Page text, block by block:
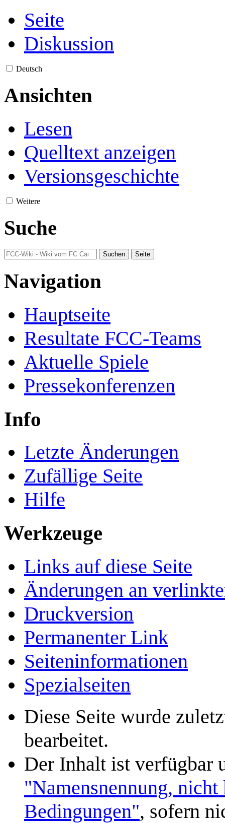
Seite
Diskussion
Deutsch
Ansichten
Lesen
Quelltext anzeigen
Versionsgeschichte
Weitere
Suche
Navigation
Hauptseite
Resultate FCC-Teams
Aktuelle Spiele
Pressekonferenzen
Info
Letzte Änderungen
Zufällige Seite
Hilfe
Werkzeuge
Links auf diese Seite
Änderungen an
Druckversion
Permanenter Link
Seiten­­informationen
Spezialseiten
Diese Seite wurde
bearbeitet.
Der Inhalt ist verfügbar
"Namensnennung,
Bedingungen", sofern